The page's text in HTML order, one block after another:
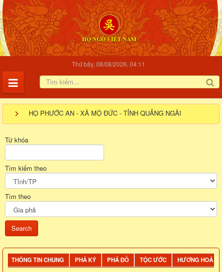
Thứ bảy, 08/08/2026, 04:11
HỌ PHƯỚC AN - XÃ MỘ ĐỨC - TỈNH QUẢNG NGÃI
Từ khóa
Tìm kiếm theo
Tìm theo
THÔNG TIN CHUNG PHẢ KÝ PHẢ ĐỒ TỘC ƯỚC HƯƠNG HOẢ